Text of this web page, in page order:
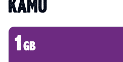
KAMU
1 gb